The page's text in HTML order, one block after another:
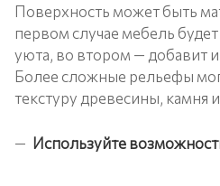
Поверхность может быть
первом случае мебель
уюта, во втором — добавит
Более сложные рельефы
текстуру древесины, камня
Используйте